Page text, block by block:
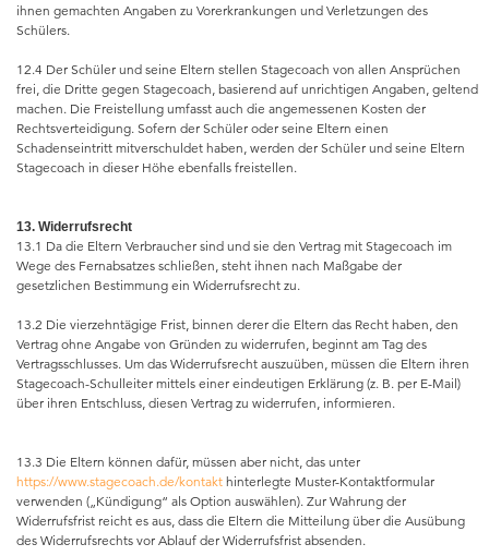
ihnen gemachten Angaben zu Vorerkrankungen und Verletzungen des
Schülers.
12.4 Der Schüler und seine Eltern stellen Stagecoach von allen Ansprüchen
frei, die Dritte gegen Stagecoach, basierend auf unrichtigen Angaben, geltend
machen. Die Freistellung umfasst auch die angemessenen Kosten der
Rechtsverteidigung. Sofern der Schüler oder seine Eltern einen
Schadenseintritt mitverschuldet haben, werden der Schüler und seine Eltern
Stagecoach in dieser Höhe ebenfalls freistellen.
13. Widerrufsrecht
13.1 Da die Eltern Verbraucher sind und sie den Vertrag mit Stagecoach im
Wege des Fernabsatzes schließen, steht ihnen nach Maßgabe der
gesetzlichen Bestimmung ein Widerrufsrecht zu.
13.2 Die vierzehntägige Frist, binnen derer die Eltern das Recht haben, den
Vertrag ohne Angabe von Gründen zu widerrufen, beginnt am Tag des
Vertragsschlusses. Um das Widerrufsrecht auszuüben, müssen die Eltern ihren
Stagecoach-Schulleiter mittels einer eindeutigen Erklärung (z. B. per E-Mail)
über ihren Entschluss, diesen Vertrag zu widerrufen, informieren.
13.3 Die Eltern können dafür, müssen aber nicht, das unter
https://www.stagecoach.de/kontakt hinterlegte Muster-Kontaktformular
verwenden („Kündigung“ als Option auswählen). Zur Wahrung der
Widerrufsfrist reicht es aus, dass die Eltern die Mitteilung über die Ausübung
des Widerrufsrechts vor Ablauf der Widerrufsfrist absenden.